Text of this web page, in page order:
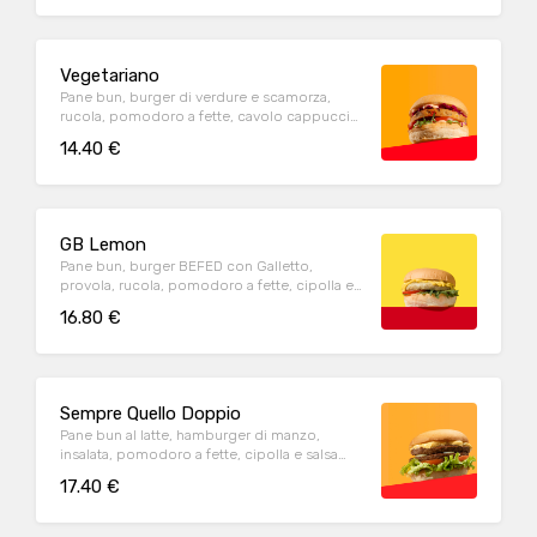
Vegetariano
Pane bun, burger di verdure e scamorza,
rucola, pomodoro a fette, cavolo cappuccio
fritte
14.40 €
GB Lemon
Pane bun, burger BEFED con Galletto,
provola, rucola, pomodoro a fette, cipolla e
16.80 €
Sempre Quello Doppio
Pane bun al latte, hamburger di manzo,
insalata, pomodoro a fette, cipolla e salsa
17.40 €